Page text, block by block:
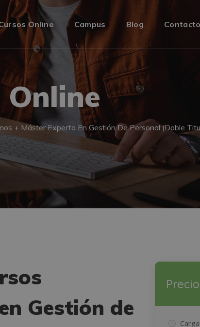
Online Campus Blog Contacto
Online
+ Máster Experto En Gestión De Personal (Doble
Gestión de